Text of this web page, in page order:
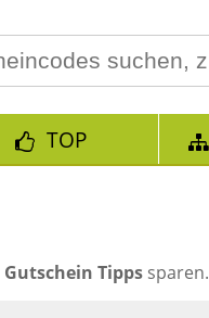
TOP
Gutschein Tipps sparen.